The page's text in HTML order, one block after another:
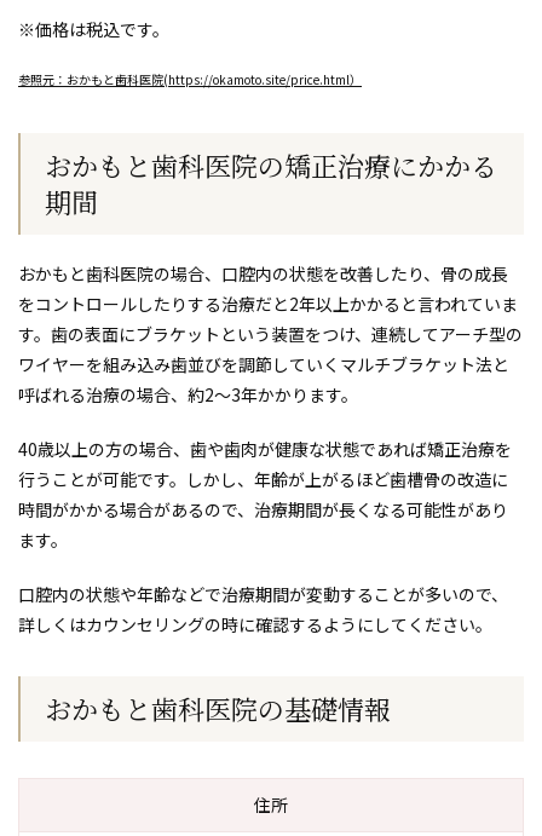
※価格は税込です。
参照元：おかもと歯科医院(https://okamoto.site/price.html）
おかもと歯科医院の矯正治療にかかる
期間
おかもと歯科医院の場合、口腔内の状態を改善したり、骨の成長
をコントロールしたりする治療だと2年以上かかると言われていま
す。歯の表面にブラケットという装置をつけ、連続してアーチ型の
ワイヤーを組み込み歯並びを調節していくマルチブラケット法と
呼ばれる治療の場合、約2～3年かかります。
40歳以上の方の場合、歯や歯肉が健康な状態であれば矯正治療を
行うことが可能です。しかし、年齢が上がるほど歯槽骨の改造に
時間がかかる場合があるので、治療期間が長くなる可能性があり
ます。
口腔内の状態や年齢などで治療期間が変動することが多いので、
詳しくはカウンセリングの時に確認するようにしてください。
おかもと歯科医院の基礎情報
住所